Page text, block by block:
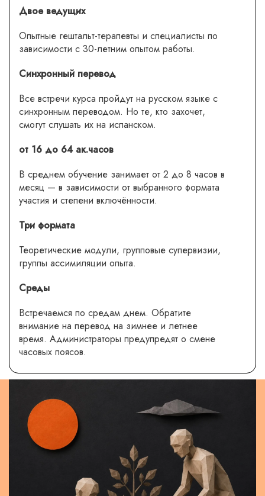
Двое ведущих
Опытные гештальт-терапевты и специалисты по
зависимости с 30-летним опытом работы.
Синхронный перевод
Все встречи курса пройдут на русском языке с
синхронным переводом. Но те, кто захочет,
смогут слушать их на испанском.
от 16 до 64 ак.часов
В среднем обучение занимает от 2 до 8 часов в
месяц — в зависимости от выбранного формата
участия и степени включённости.
Три формата
Теоретические модули, групповые супервизии,
группы ассимиляции опыта.
Среды
Встречаемся по средам днем. Обратите
внимание на перевод на зимнее и летнее
время. Администраторы предупредят о смене
часовых поясов.